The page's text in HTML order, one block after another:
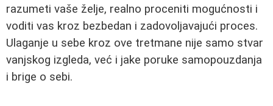
razumeti vaše želje, realno proceniti mogućnosti i
voditi vas kroz bezbedan i zadovoljavajući proces.
Ulaganje u sebe kroz ove tretmane nije samo stvar
vanjskog izgleda, već i jake poruke samopouzdanja
i brige o sebi.